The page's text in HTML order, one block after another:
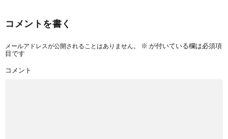
コメントを書く
メールアドレスが公開されることはありません。 ※ が付いている欄は必須項
目です
コメント